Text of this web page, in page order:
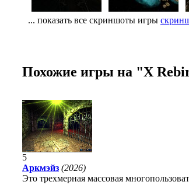
... показать все скриншоты игры
Похожие игры на "X
5
Аркмэйз (2026)
Это трехмерная массовая